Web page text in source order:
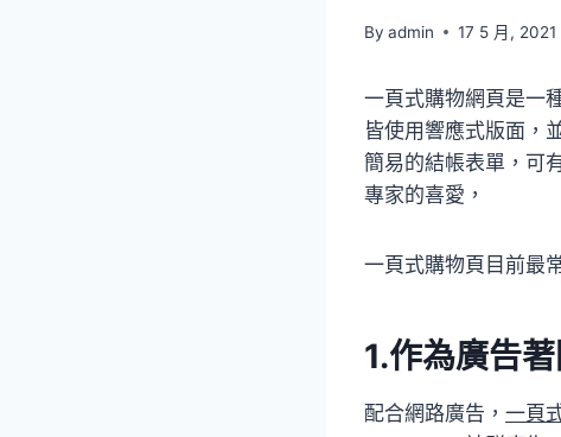
By admin 17 5 月, 2021
一頁式購物網頁是一
皆使用響應式版面，
簡易的結帳表單，可
專家的喜愛，
一頁式購物頁目前最
1.作為廣告
配合網路廣告， 一頁